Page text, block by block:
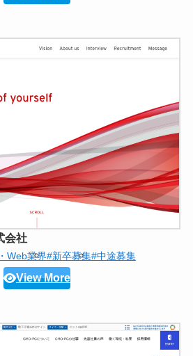
会社
Web業界#新卒募集#中途募集
View More